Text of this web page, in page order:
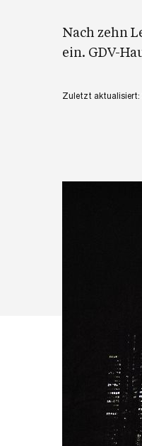
Nach zehn
ein. GDV-
Zuletzt aktualisiert: